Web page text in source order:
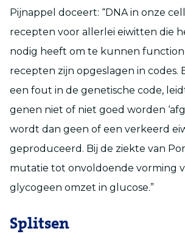
Pijnappel doceert: “DNA in onze
recepten voor allerlei eiwitten die
nodig heeft om te kunnen
recepten zijn opgeslagen in codes.
een fout in de genetische code,
genen niet of niet goed worden
wordt dan geen of een verkeerd
geproduceerd. Bij de ziekte van
mutatie tot onvoldoende vorming
glycogeen omzet in glucose.”
Splitsen